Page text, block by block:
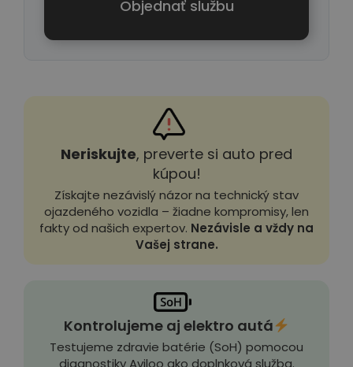
Objednať službu
Neriskujte, preverte si auto pred
kúpou!
Získajte nezávislý názor na technický stav
ojazdeného vozidla – žiadne kompromisy, len
fakty od našich expertov. Nezávisle a vždy na
Vašej strane.
Kontrolujeme aj elektro autá
Testujeme zdravie batérie (SoH) pomocou
diagnostiky Aviloo ako doplnková služba.